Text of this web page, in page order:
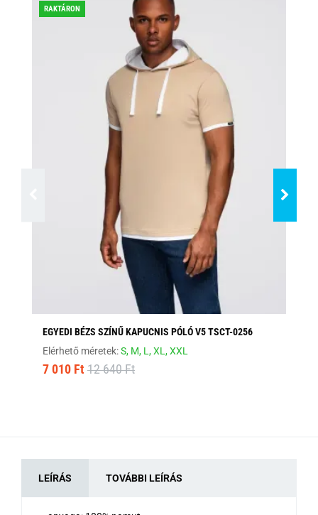
RAKTÁRON
EGYEDI BÉZS SZÍNŰ KAPUCNIS PÓLÓ V5 TSCT-0256
Elérhető méretek:S, M, L,XL,XXL
7 010 Ft 12 640 Ft
LEÍRÁS TOVÁBBI LEÍRÁS